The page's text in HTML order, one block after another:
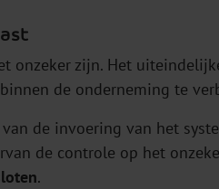
onzeker zijn. Het
de onderneming te
de invoering van het
de controle op het
.